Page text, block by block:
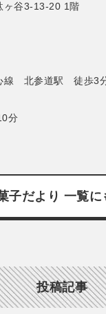
ヶ谷3-13-20 1階
線 北参道駅 徒歩3
分
子だより 一覧に
投稿記事